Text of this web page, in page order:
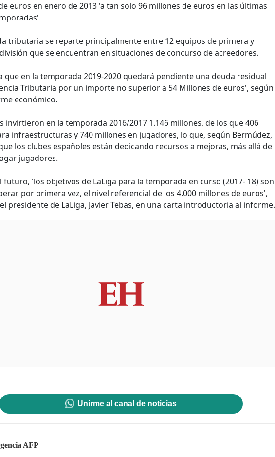
euros en enero de 2013 'a tan solo 96 millones de euros en las últimas
tributaria se reparte principalmente entre 12 equipos de primera y
que se encuentran en situaciones de concurso de acreedores.
que en la temporada 2019-2020 quedará pendiente una deuda residual
Tributaria por un importe no superior a 54 Millones de euros', según
económico.
invirtieron en la temporada 2016/2017 1.146 millones, de los que 406
infraestructuras y 740 millones en jugadores, lo que, según Bermúdez,
los clubes españoles están dedicando recursos a mejoras, más allá de
jugadores.
futuro, 'los objetivos de LaLiga para la temporada en curso (2017- 18) son
por primera vez, el nivel referencial de los 4.000 millones de euros',
presidente de LaLiga, Javier Tebas, en una carta introductoria al informe.
Unirme al canal de noticias
AFP